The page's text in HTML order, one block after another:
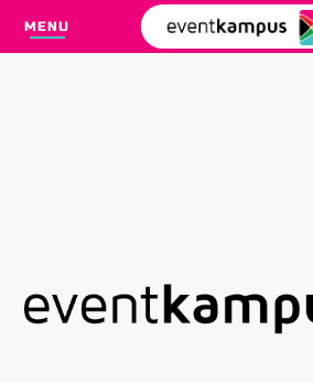
MENU